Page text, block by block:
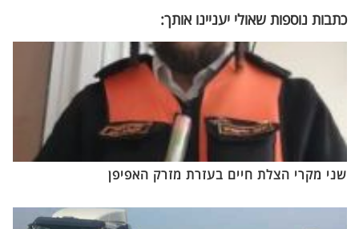
כתבות נוספות שאולי יעניינו אותך:
שני מקרי הצלת חיים בעזרת מזרק האפיפן